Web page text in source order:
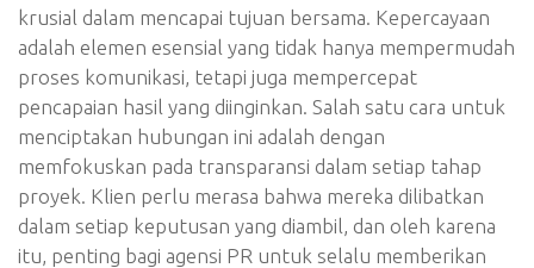
krusial dalam mencapai tujuan bersama. Kepercayaan
adalah elemen esensial yang tidak hanya mempermudah
proses komunikasi, tetapi juga mempercepat
pencapaian hasil yang diinginkan. Salah satu cara untuk
menciptakan hubungan ini adalah dengan
memfokuskan pada transparansi dalam setiap tahap
proyek. Klien perlu merasa bahwa mereka dilibatkan
dalam setiap keputusan yang diambil, dan oleh karena
itu, penting bagi agensi PR untuk selalu memberikan